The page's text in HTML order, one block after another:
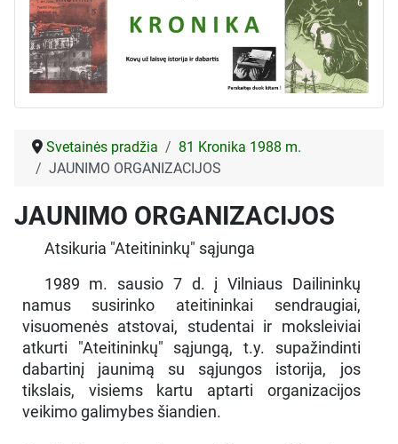
Svetainės pradžia
81 Kronika 1988 m.
JAUNIMO ORGANIZACIJOS
JAUNIMO ORGANIZACIJOS
Atsikuria "Ateitininkų" sąjunga
1989 m. sausio 7 d. į Vilniaus Dailininkų
namus susirinko ateitininkai sendraugiai,
visuomenės atstovai, studentai ir moksleiviai
atkurti "Ateitininkų" sąjungą, t.y. supažindinti
dabartinį jaunimą su sąjungos istorija, jos
tikslais, visiems kartu aptarti organizacijos
veikimo galimybes šiandien.